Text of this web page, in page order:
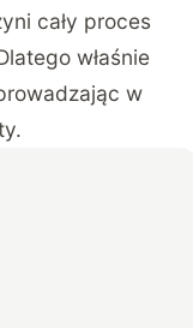
cały proces
właśnie
w